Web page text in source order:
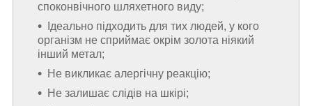
споконвічного шляхетного виду;
Ідеально підходить для тих людей, у кого
організм не сприймає окрім золота ніякий
інший метал;
Не викликає алергічну реакцію;
Не залишає слідів на шкірі;